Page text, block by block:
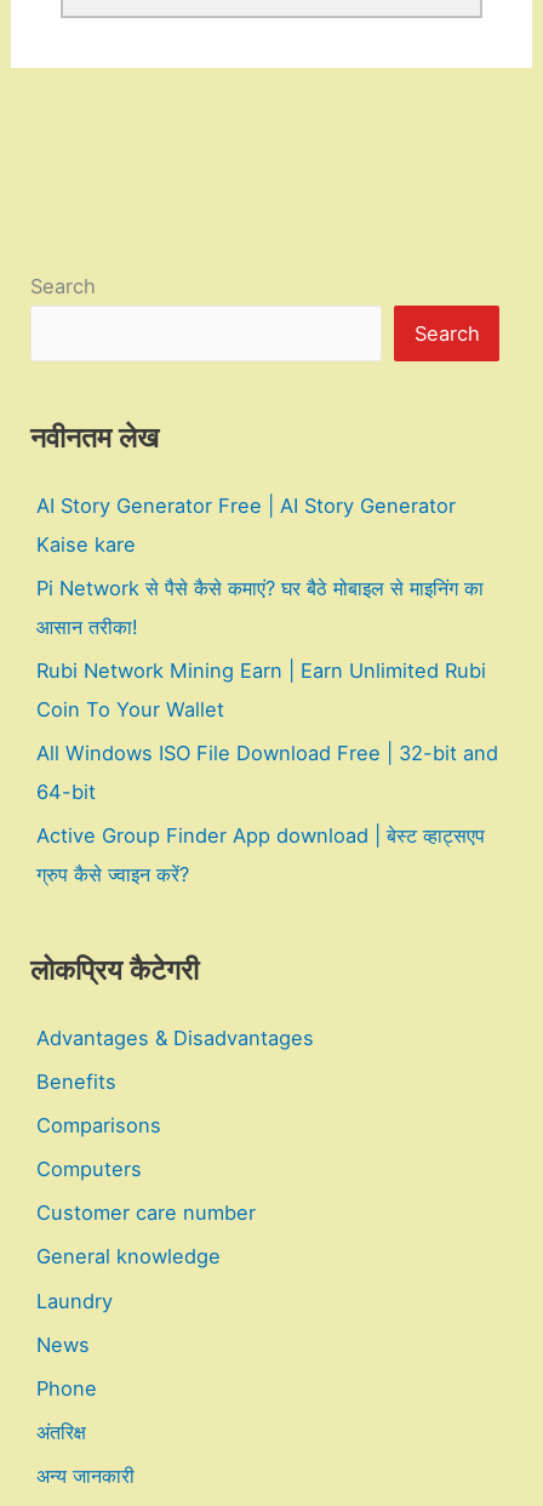
Search
Search
नवीनतम लेख
AI Story Generator Free | AI Story Generator
Kaise kare
Pi Network से पैसे कैसे कमाएं? घर बैठे मोबाइल से माइनिंग का
आसान तरीका!
Rubi Network Mining Earn | Earn Unlimited Rubi
Coin To Your Wallet
All Windows ISO File Download Free | 32-bit and
64-bit
Active Group Finder App download | बेस्ट व्हाट्सएप
ग्रुप कैसे ज्वाइन करें?
लोकप्रिय कैटेगरी
Advantages & Disadvantages
Benefits
Comparisons
Computers
Customer care number
General knowledge
Laundry
News
Phone
अंतरिक्ष
अन्य जानकारी